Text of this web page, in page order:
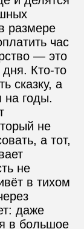
размере
час
— это
Кто-то
сказку, а
на годы.
не
а тот,
не
в тихом
даже
в большое